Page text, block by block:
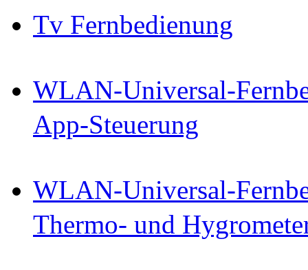
Tv Fernbedienung
WLAN-Universal-
App-Steuerung
WLAN-Universal-
Thermo- und